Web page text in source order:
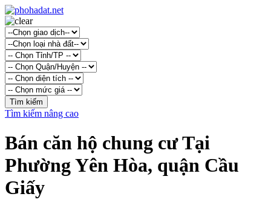
Tìm kiếm nâng cao
Bán căn hộ chung cư Tại
Phường Yên Hòa, quận Cầu
Giấy